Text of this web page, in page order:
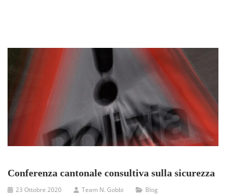
Conferenza cantonale consultiva sulla sicurezza
23 Ottobre 2020 Team N. Gobbi
Blog